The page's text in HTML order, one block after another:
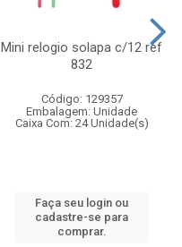
Mini relogio solapa c/12 ref
832
Código: 129357
Embalagem: Unidade
Caixa Com: 24 Unidade(s)
Faça seu login ou
cadastre-se para
comprar.